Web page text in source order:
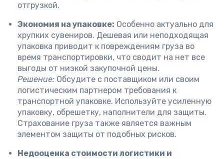
отгрузкой.
Экономия на упаковке: Особенно актуально для
хрупких сувениров. Дешевая или неподходящая
упаковка приводит к повреждениям груза во
время транспортировки, что сводит на нет все
выгоды от низкой закупочной цены.
Решение: Обсудите с поставщиком или своим
логистическим партнером требования к
транспортной упаковке. Используйте усиленную
упаковку, обрешетку, наполнители для защиты.
Страхование груза также является важным
элементом защиты от подобных рисков.
Недооценка стоимости логистики и